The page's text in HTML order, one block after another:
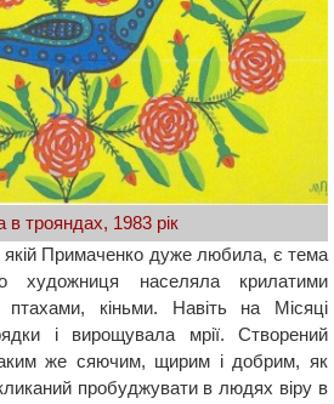
в трояндах, 1983 рік
Примаченко дуже любила, є тема
художниця населяла крилатими
кіньми. Навіть на Місяці
і вирощувала мрії. Створений
же сяючим, щирим і добрим, як
пробуджувати в людях віру в